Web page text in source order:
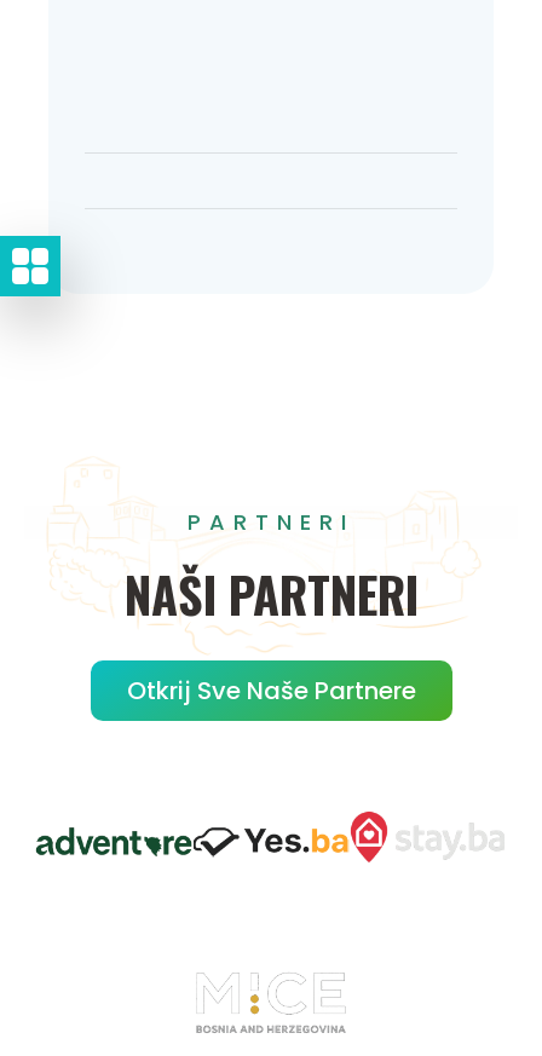
PARTNERI
NAŠI PARTNERI
Otkrij Sve Naše Partnere